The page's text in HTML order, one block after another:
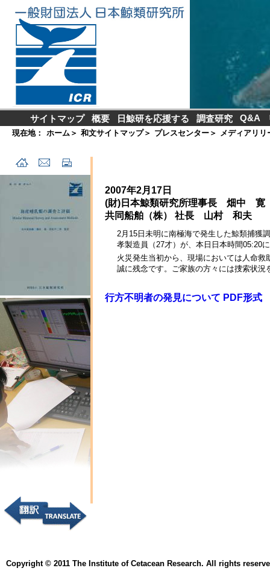
サイトマップ 概要 日鯨研を応援する 調査研究 Q&A
現在地： ホーム ＞ 和文サイトマップ＞ プレスセンター ＞ メディアリリ
2007年2月17日
(財)日本鯨類研究所理事長 畑中 寛
共同船舶（株） 社長 山村 和夫
2月15日未明に南極海で発生した鯨類捕獲
孝製造員（27才）が、本日日本時間05:20
火災発生当初から、現場においては人命
誠に残念です。ご家族の方々には捜索状
行方不明者の発見について PDF形式
Copyright © 2011 The Institute of Cetacean Research. All rights